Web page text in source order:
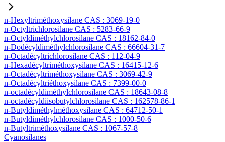
n-Hexyltriméthoxysilane CAS : 3069-19-0
n-Octyltrichlorosilane CAS : 5283-66-9
n-Octyldiméthylchlorosilane CAS : 18162-84-0
n-Dodécyldiméthylchlorosilane CAS : 66604-31-7
n-Octadécyltrichlorosilane CAS : 112-04-9
n-Hexadécyltriméthoxysilane CAS : 16415-12-6
n-Octadécyltriméthoxysilane CAS : 3069-42-9
n-Octadécyltriéthoxysilane CAS : 7399-00-0
n-octadécyldiméthylchlorosilane CAS : 18643-08-8
n-octadécyldiisobutylchlorosilane CAS : 162578-86-1
n-Butyldiméthylméthoxysilane CAS : 64712-50-1
n-Butyldiméthylchlorosilane CAS : 1000-50-6
n-Butyltriméthoxysilane CAS : 1067-57-8
Cyanosilanes